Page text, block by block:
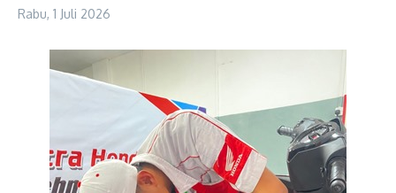
Rabu, 1 Juli 2026